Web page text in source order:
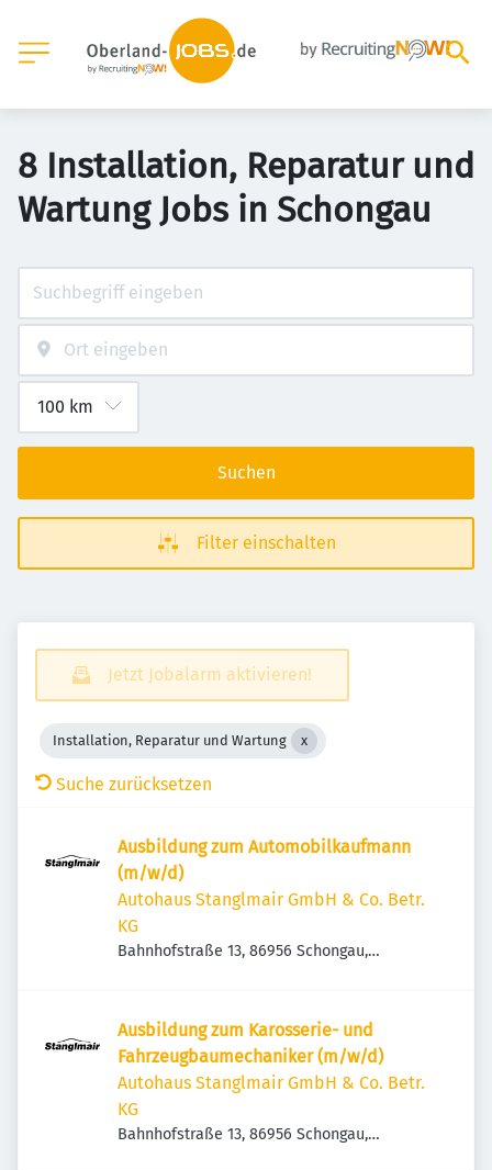
8 Installation, Reparatur und
Wartung Jobs in Schongau
Suchen
Filter einschalten
Jetzt Jobalarm aktivieren!
Installation, Reparatur und Wartung
Suche zurücksetzen
Ausbildung zum Automobilkaufmann
(m/w/d)
Autohaus Stanglmair GmbH & Co. Betr.
KG
Bahnhofstraße 13, 86956 Schongau,
Ausbildung zum Karosserie- und
Fahrzeugbaumechaniker (m/w/d)
Autohaus Stanglmair GmbH & Co. Betr.
KG
Bahnhofstraße 13, 86956 Schongau,